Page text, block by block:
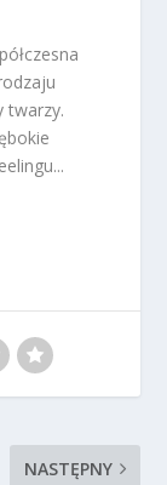
twarzy.
NASTĘPNY